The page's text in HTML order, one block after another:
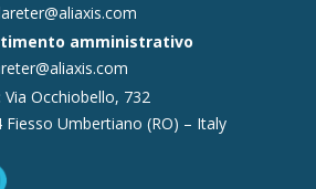
amministrativo
Via Occhiobello, 732
Fiesso Umbertiano (RO) – Italy